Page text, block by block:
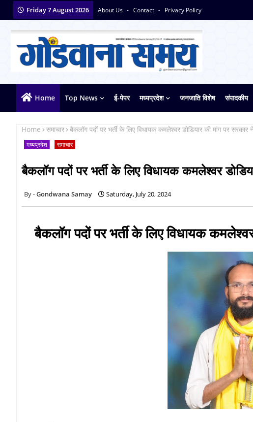
Friday 7 August 2026 About Us Contact Privacy Policy
Home Top News ई-पेपर मध्यप्रदेश जनजाति विशेष संपादकीय
Home समाचार बैकलॉग पदों पर भर्ती के लिए विधायक कमलेश्वर डोडियार की मांग पर सरकार
मध्यप्रदेश समाचार
बैकलॉग पदों पर भर्ती के लिए विधायक कमलेश्वर
Gondwana Samay Saturday, July 20, 2024
बैकलॉग पदों पर भर्ती के लिए विधायक